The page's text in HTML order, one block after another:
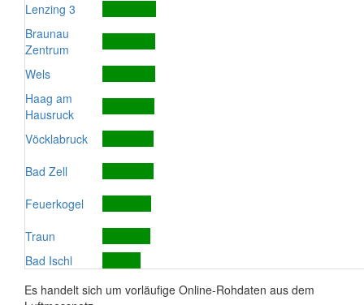
Lenzing 3
Braunau
Zentrum
Wels
Haag am
Hausruck
Vöcklabruck
Bad Zell
Feuerkogel
Traun
Bad Ischl
Es handelt sich um vorläufige Online-Rohdaten aus dem